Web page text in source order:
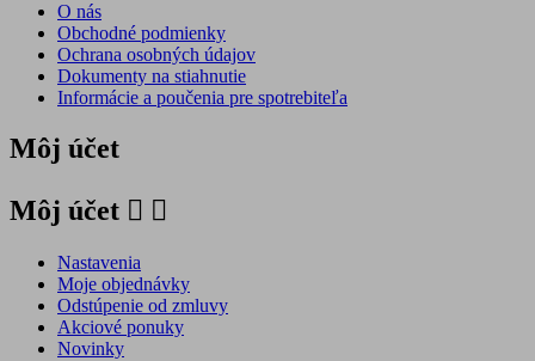
O nás
Obchodné podmienky
Ochrana osobných údajov
Dokumenty na stiahnutie
Informácie a poučenia pre spotrebiteľa
Môj účet
Môj účet  
Nastavenia
Moje objednávky
Odstúpenie od zmluvy
Akciové ponuky
Novinky